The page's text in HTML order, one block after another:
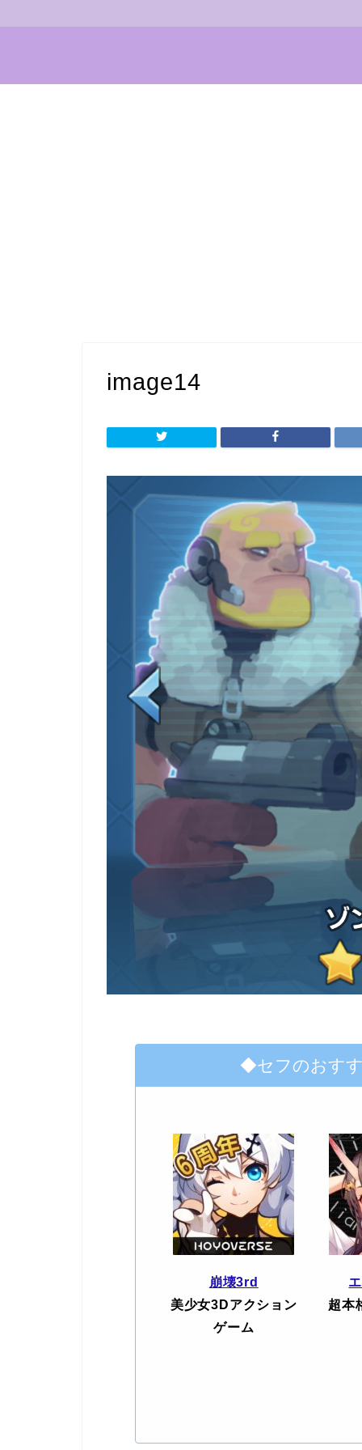
image14
◆セフのおす
崩壊3rd
美少女3Dアクション
ゲーム
超本